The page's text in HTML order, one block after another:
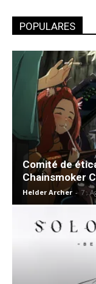
POPULARES
Comité de
Chainsmoker
Helder Archer - 7 ,